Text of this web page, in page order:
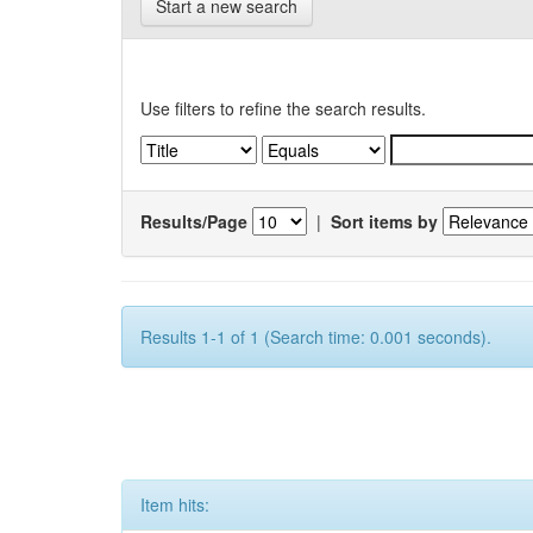
Start a new search
Use filters to refine the search results.
Results/Page | Sort items by
Results 1-1 of 1 (Search time: 0.001 seconds).
Item hits: